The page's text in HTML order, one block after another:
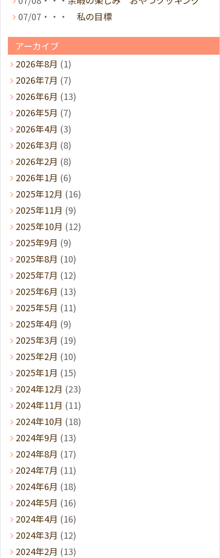
07/07・・・
私の目標
アーカイブ
2026年8月 (1)
2026年7月 (7)
2026年6月 (13)
2026年5月 (7)
2026年4月 (3)
2026年3月 (8)
2026年2月 (8)
2026年1月 (6)
2025年12月 (16)
2025年11月 (9)
2025年10月 (12)
2025年9月 (9)
2025年8月 (10)
2025年7月 (12)
2025年6月 (13)
2025年5月 (11)
2025年4月 (9)
2025年3月 (19)
2025年2月 (10)
2025年1月 (15)
2024年12月 (23)
2024年11月 (11)
2024年10月 (18)
2024年9月 (13)
2024年8月 (17)
2024年7月 (11)
2024年6月 (18)
2024年5月 (16)
2024年4月 (16)
2024年3月 (12)
2024年2月 (13)